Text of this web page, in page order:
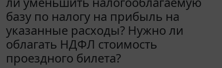
базу по налогу на прибыль на
указанные расходы? Нужно ли
облагать НДФЛ стоимость
проездного билета?